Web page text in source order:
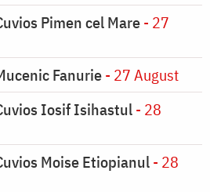
Pimen cel Mare- 27
Fanurie- 27 August
Iosif Isihastul- 28
Moise Etiopianul- 28